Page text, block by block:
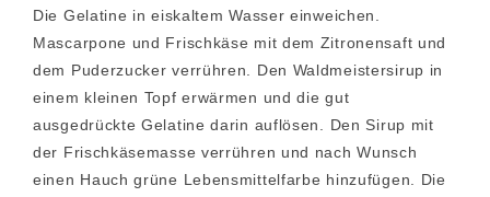
Die Gelatine in eiskaltem Wasser einweichen.
Mascarpone und Frischkäse mit dem Zitronensaft und
dem Puderzucker verrühren. Den Waldmeistersirup in
einem kleinen Topf erwärmen und die gut
ausgedrückte Gelatine darin auflösen. Den Sirup mit
der Frischkäsemasse verrühren und nach Wunsch
einen Hauch grüne Lebensmittelfarbe hinzufügen. Die